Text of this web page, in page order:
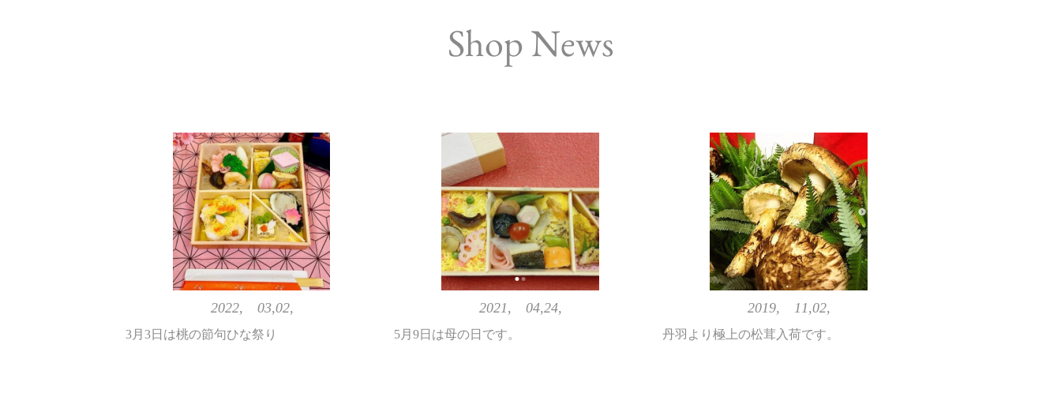
Shop News
2022, 03,02,
3月3日は桃の節句ひな祭り
2021, 04,24,
5月9日は母の日です。
2019, 11,02,
丹羽より極上の松茸入荷です。